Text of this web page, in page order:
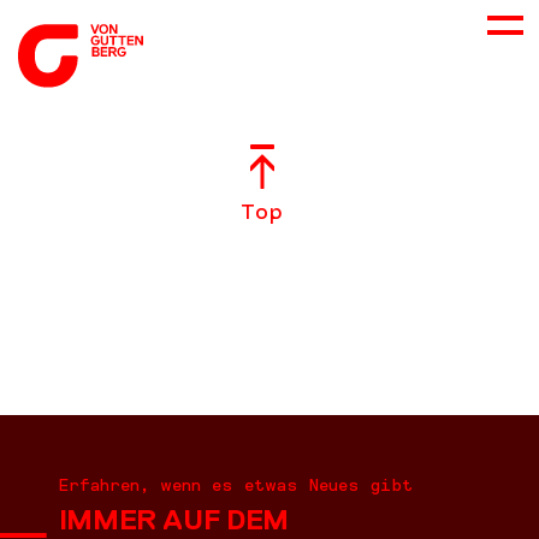
Top
Erfahren, wenn es etwas Neues gibt
IMMER AUF DEM